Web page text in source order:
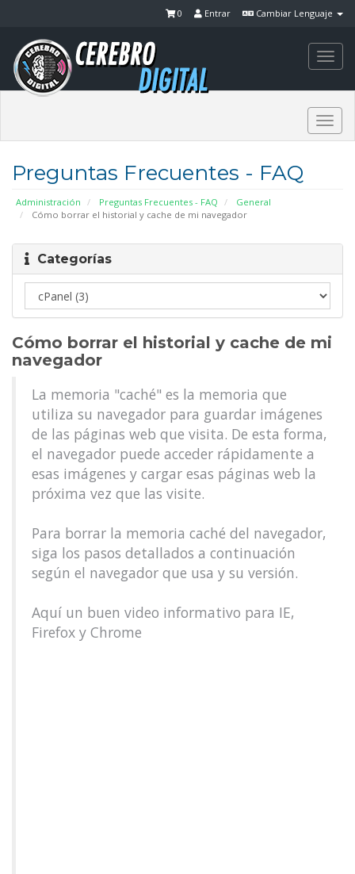
Cambiar Lenguaje
Entrar
0
Preguntas Frecuentes - FAQ
Administración Preguntas Frecuentes - FAQ
General
Cómo borrar el historial y cache de mi navegador
Categorías
Cómo borrar el historial y cache de mi
navegador
La memoria "caché" es la memoria que
utiliza su navegador para guardar imágenes
de las páginas web que visita. De esta forma,
el navegador puede acceder rápidamente a
esas imágenes y cargar esas páginas web la
próxima vez que las visite.
Para borrar la memoria caché del navegador,
siga los pasos detallados a continuación
según el navegador que usa y su versión.
Aquí un buen video informativo para IE,
Firefox y Chrome